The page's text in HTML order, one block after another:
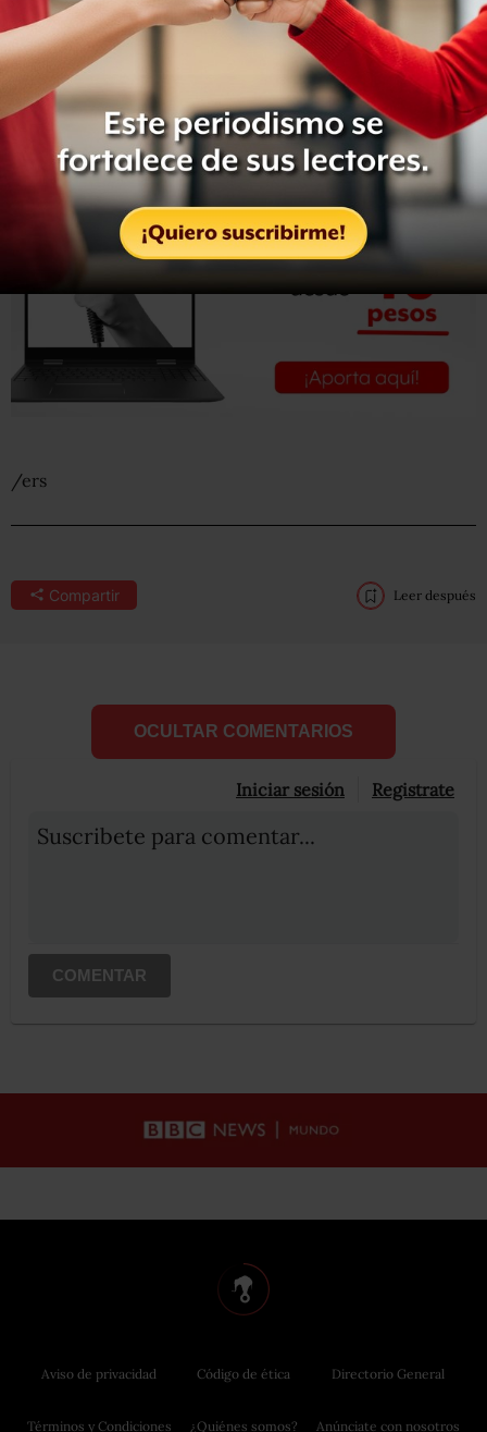
Por su parte, también en entrevista con Aristegui, el
periodista Ricardo Ravelo calificó las acusaciones que se
le hacen como un “golpe bajo” del gobierno federal, la
PGR y la propia televisora en contra deProceso
/ers
Compartir Leer después
OCULTAR COMENTARIOS
Iniciar sesión Registrate
Suscribete para comentar...
COMENTAR
Aviso de privacidad
Términos y Condiciones
Código de ética
¿Quiénes somos?
Directorio General
Anúnciate con nosotros